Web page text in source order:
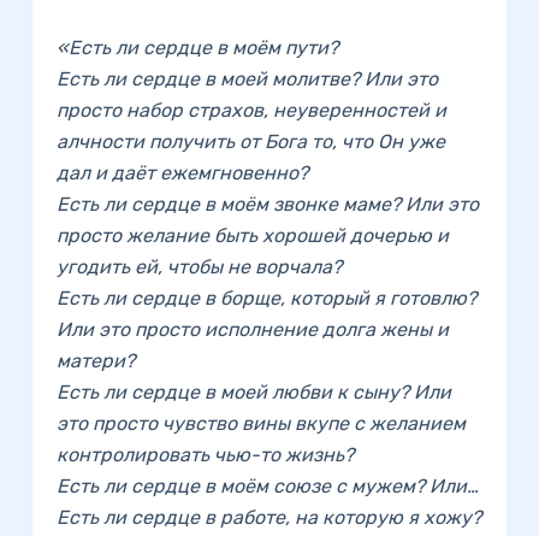
«Есть ли сердце в моём пути?
Есть ли сердце в моей молитве? Или это
просто набор страхов, неуверенностей и
алчности получить от Бога то, что Он уже
дал и даёт ежемгновенно?
Есть ли сердце в моём звонке маме? Или это
просто желание быть хорошей дочерью и
угодить ей, чтобы не ворчала?
Есть ли сердце в борще, который я готовлю?
Или это просто исполнение долга жены и
матери?
Есть ли сердце в моей любви к сыну? Или
это просто чувство вины вкупе с желанием
контролировать чью-то жизнь?
Есть ли сердце в моём союзе с мужем? Или…
Есть ли сердце в работе, на которую я хожу?